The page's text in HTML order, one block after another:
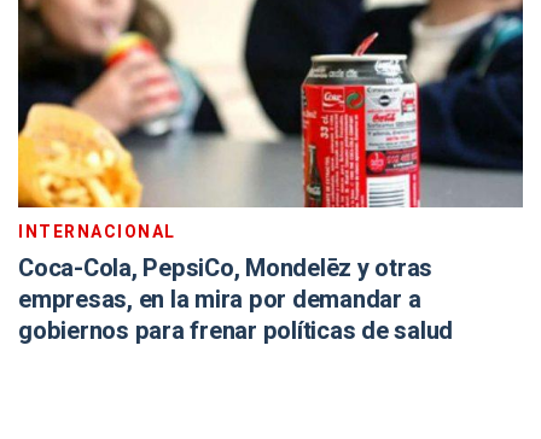
INTERNACIONAL
Coca-Cola, PepsiCo, Mondelēz y otras
empresas, en la mira por demandar a
gobiernos para frenar políticas de salud